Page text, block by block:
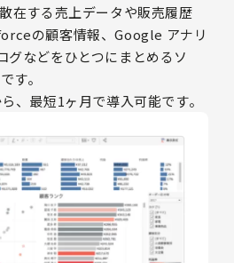
在する売上データや販売履歴
の顧客情報、Google アナリ
グなどをひとつにまとめるソ
す。
、最短1ヶ月で導入可能です。